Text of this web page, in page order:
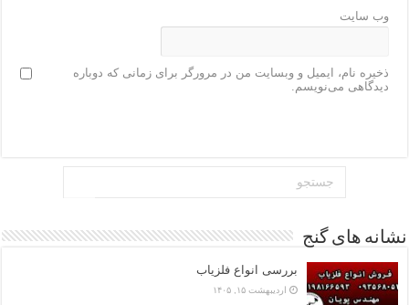
وب‌ سایت
ذخیره نام، ایمیل و وبسایت من در مرورگر برای زمانی که دوباره
دیدگاهی می‌نویسم.
نشانه های گنج
بررسی انواع فلزیاب
اردیبهشت ۱۵, ۱۴۰۵